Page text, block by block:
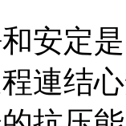
安定
連结